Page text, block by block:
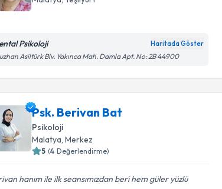
Psikoloji Haritada Göster
Asiltürk Blv. Yakınca Mah. Damla Apt. No: 2B 44900
Psk. Berivan Bat
Psikoloji
Malatya, Merkez
5 (4 Değerlendirme)
hanım ile ilk seansımızdan beri hem güler yüzlü